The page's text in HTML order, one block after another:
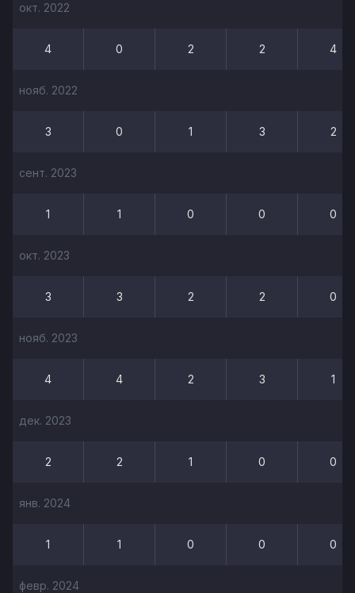
окт. 2022
4 0 2 2 4
нояб. 2022
3 0 1 3 2
сент. 2023
1 1 0 0 0
окт. 2023
3 3 2 2 0
нояб. 2023
4 4 2 3 1
дек. 2023
2 2 1 0 0
янв. 2024
1 1 0 0 0
февр. 2024